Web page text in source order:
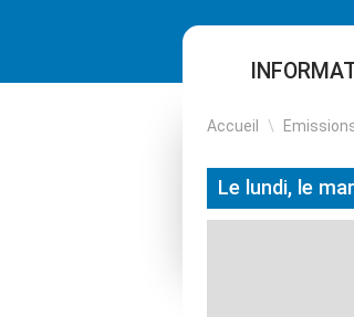
Accueil \
Le lundi, le